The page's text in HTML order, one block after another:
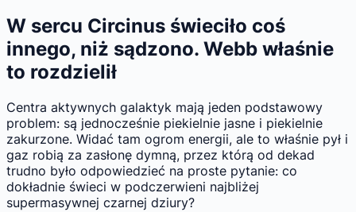
W sercu Circinus świeciło coś
innego, niż sądzono. Webb właśnie
to rozdzielił
Centra aktywnych galaktyk mają jeden podstawowy
problem: są jednocześnie piekielnie jasne i piekielnie
zakurzone. Widać tam ogrom energii, ale to właśnie pył i
gaz robią za zasłonę dymną, przez którą od dekad
trudno było odpowiedzieć na proste pytanie: co
dokładnie świeci w podczerwieni najbliżej
supermasywnej czarnej dziury?